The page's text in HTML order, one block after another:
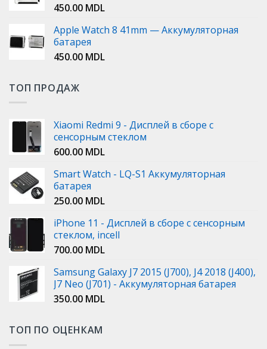
450.00 MDL
Apple Watch 8 41mm — Аккумуляторная
батарея
450.00 MDL
ТОП ПРОДАЖ
Xiaomi Redmi 9 - Дисплей в сборе с
сенсорным стеклом
600.00 MDL
Smart Watch - LQ-S1 Аккумуляторная
батарея
250.00 MDL
iPhone 11 - Дисплей в сборе с сенсорным
стеклом, incell
700.00 MDL
Samsung Galaxy J7 2015 (J700), J4 2018 (J400),
J7 Neo (J701) - Аккумуляторная батарея
350.00 MDL
ТОП ПО ОЦЕНКАМ